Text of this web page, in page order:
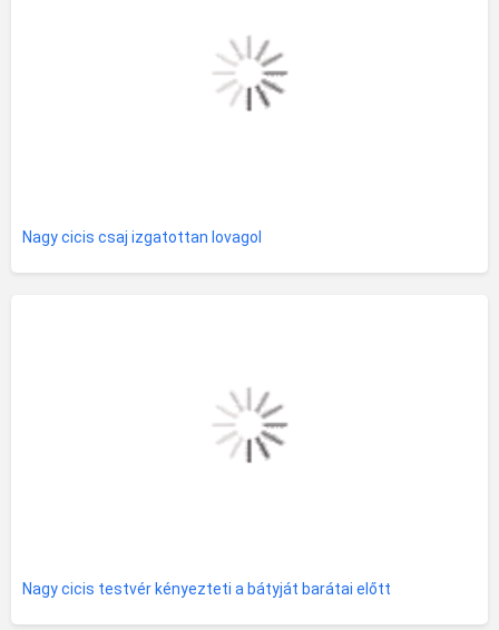
Nagy cicis csaj izgatottan lovagol
Nagy cicis testvér kényezteti a bátyját barátai előtt